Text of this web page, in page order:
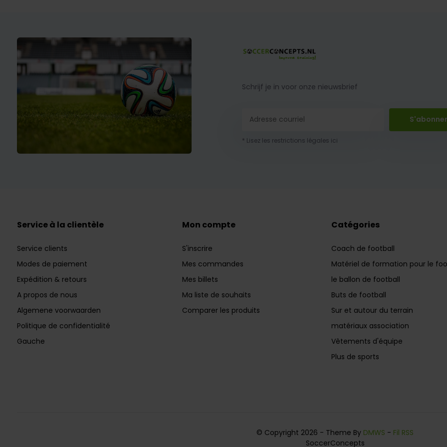
Schrijf je in voor onze nieuwsbrief
* Lisez les restrictions légales ici
Service à la clientèle
Service clients
Modes de paiement
Expédition & retours
A propos de nous
Algemene voorwaarden
Politique de confidentialité
Gauche
Mon compte
S'inscrire
Mes commandes
Mes billets
Ma liste de souhaits
Comparer les produits
Catégories
Coach de football
Matériel de formation pour le
le ballon de football
Buts de football
Sur et autour du terrain
matériaux association
Vêtements d'équipe
Plus de sports
© Copyright 2026 - Theme By DMWS - Fil RSS
SoccerConcepts